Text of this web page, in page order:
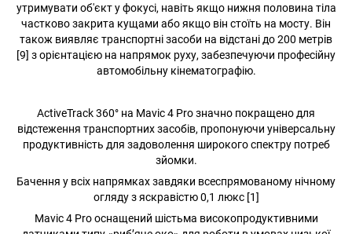
утримувати об'єкт у фокусі, навіть якщо нижня половина тіла
частково закрита кущами або якщо він стоїть на мосту. Він
також виявляє транспортні засоби на відстані до 200 метрів
[9] з орієнтацією на напрямок руху, забезпечуючи професійну
автомобільну кінематографію.
ActiveTrack 360° на Mavic 4 Pro значно покращено для
відстеження транспортних засобів, пропонуючи універсальну
продуктивність для задоволення широкого спектру потреб
зйомки.
Бачення у всіх напрямках завдяки всеспрямованому нічному
огляду з яскравістю 0,1 люкс [1]
Mavic 4 Pro оснащений шістьма високопродуктивними